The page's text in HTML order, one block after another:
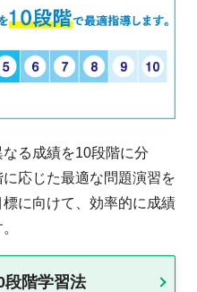
る成績を10段階に分
応じた最適な問題演習を
に向けて、効率的に成績
段階学習法